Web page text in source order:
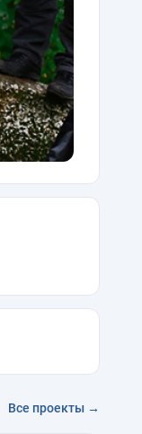
Все проекты →